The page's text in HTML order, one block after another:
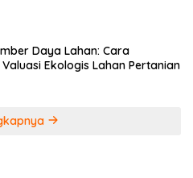
Daya Lahan: Cara
Ekologis Lahan Pertanian